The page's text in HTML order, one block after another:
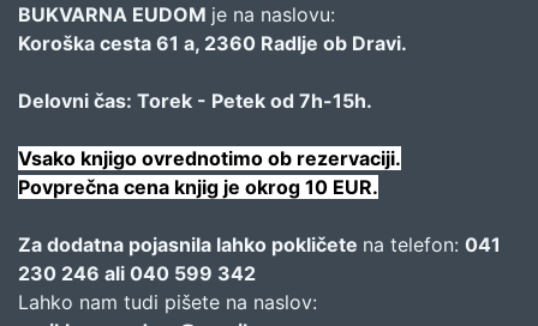
BUKVARNA EUDOM je na naslovu:
Koroška cesta 61 a, 2360 Radlje ob Dravi.
Delovni čas: Torek - Petek od 7h-15h.
Vsako knjigo ovrednotimo ob rezervaciji.
Povprečna cena knjig je okrog 10 EUR.
Za dodatna pojasnila lahko pokličete na telefon: 041
230 246 ali 040 599 342
Lahko nam tudi pišete na naslov: